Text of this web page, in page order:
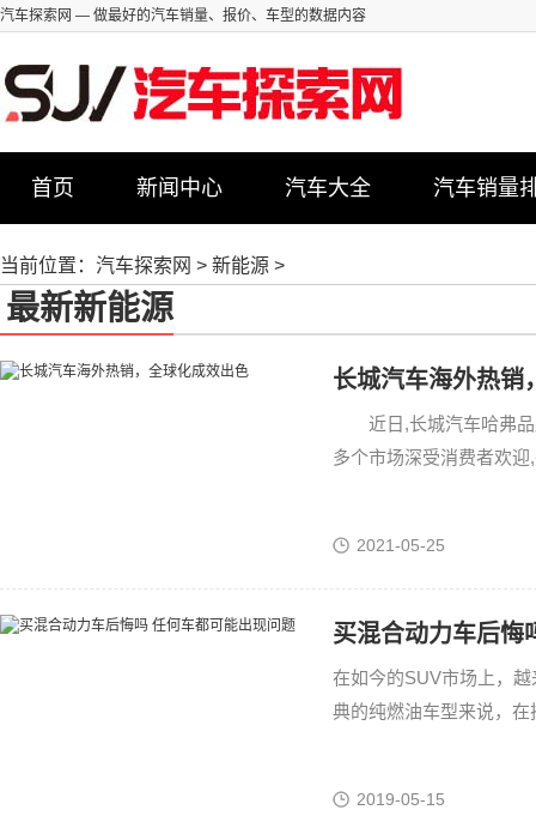
汽车探索网 — 做最好的汽车销量、报价、车型的数据内容
首页 新闻中心 汽车大全 汽车销量
当前位置： 汽车探索网 > 新能源 >
最新新能源
长城汽车海外热销
近日,长城汽车哈弗品
多个市场深受消费者欢
2021-05-25
买混合动力车后悔
在如今的SUV市场上，
典的纯燃油车型来说，
2019-05-15